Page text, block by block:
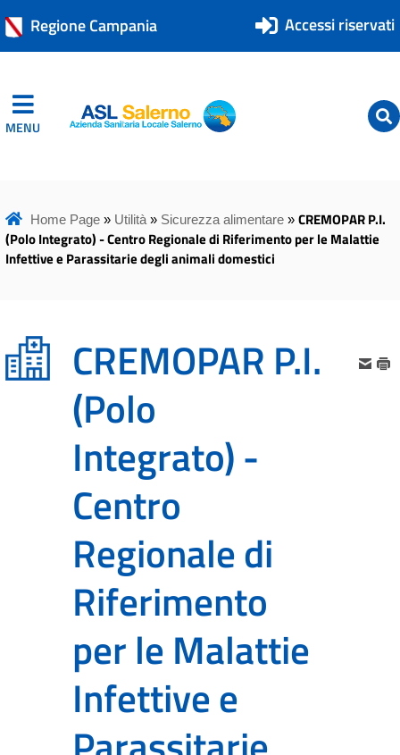
Regione Campania Accessi riservati
MENU ASL Salerno
ASL Salerno
Home Page» Utilità» Sicurezza alimentare» CREMOPAR P.I.
(Polo Integrato) - Centro Regionale di Riferimento per le Malattie
Infettive e Parassitarie degli animali domestici
CREMOPAR P.I.
(Polo
Integrato) -
Centro
Regionale di
Riferimento
per le Malattie
Infettive e